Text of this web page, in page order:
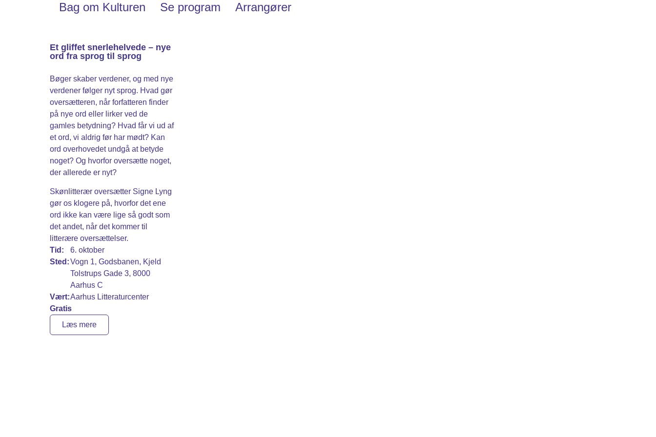
Bag om Kulturen Se program Arrangører
Et gliffet snerlehelvede – nye
ord fra sprog til sprog
Bøger skaber verdener, og med nye
verdener følger nyt sprog. Hvad gør
oversætteren, når forfatteren finder
på nye ord eller lirker ved de
gamles betydning? Hvad får vi ud af
et ord, vi aldrig før har mødt? Kan
ord overhovedet undgå at betyde
noget? Og hvorfor oversætte noget,
der allerede er nyt?
Skønlitterær oversætter Signe Lyng
gør os klogere på, hvorfor det ene
ord ikke kan være lige så godt som
det andet, når det kommer til
litterære oversættelser.
Tid:
6. oktober
Sted:Vogn 1, Godsbanen, Kjeld
Tolstrups Gade 3, 8000
Aarhus C
Vært:Aarhus Litteraturcenter
Gratis
Læs mere